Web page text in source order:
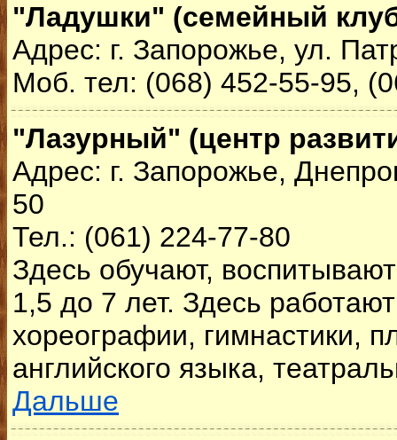
"Ладушки" (семейный
Адрес: г. Запорожье, ул.
Моб. тел: (068) 452-55-95,
"Лазурный" (центр
Адрес: г. Запорожье,
50
Тел.: (061) 224-77-80
Здесь обучают,
1,5 до 7 лет. Здесь
хореографии, гимнастики,
английского языка,
Дальше